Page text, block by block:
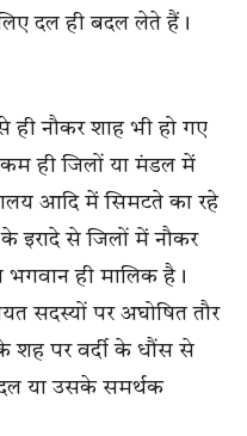
दल ही बदल लेते हैं।
ही नौकर शाह भी हो गए
ही जिलों या मंडल में
आदि में सिमटते का रहे
इरादे से जिलों में नौकर
ही मालिक है।
सदस्यों पर अघोषित तौर
शह पर वर्दी के धौंस से
दल या उसके समर्थक